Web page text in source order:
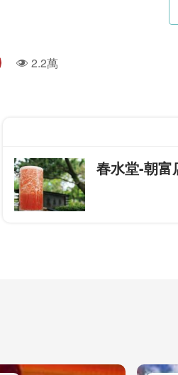
人氣2.2萬
春水堂-朝富